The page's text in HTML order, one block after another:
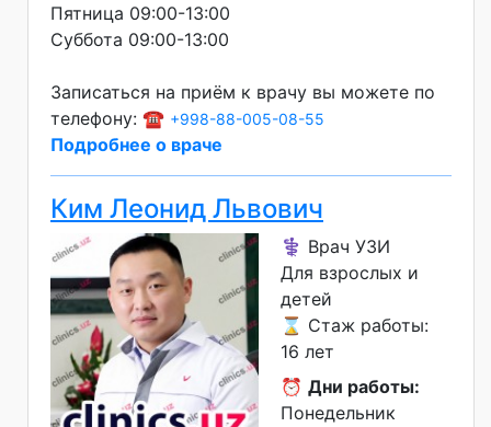
Пятница 09:00-13:00
Суббота 09:00-13:00
Записаться на приём к врачу вы можете по
телефону: ☎️ +998-88-005-08-55
Подробнее о враче
Ким Леонид Львович
⚕️ Врач УЗИ
Для взрослых и
детей
⌛ Стаж работы:
16 лет
⏰ Дни работы:
Понедельник